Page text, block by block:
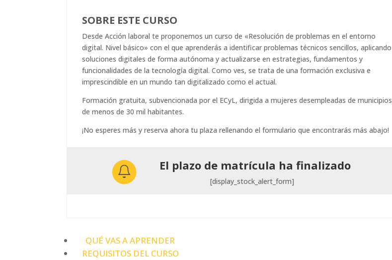
SOBRE ESTE CURSO
Desde Acción laboral te proponemos un curso de «Resolución de problemas en el entorno
digital. Nivel básico» con el que aprenderás a identificar problemas técnicos sencillos, aplicando
soluciones digitales de forma autónoma y actualizarse en estrategias, fundamentos y
funcionalidades de la tecnología digital. Como ves, se trata de una formación exclusiva e
imprescindible en un mundo tan digitalizado como el actual.
Formación gratuita, subvencionada por el ECyL, dirigida a mujeres desempleadas de municipios
de menos de 30 mil habitantes.
¡No esperes más y reserva ahora tu plaza rellenando el formulario que encontrarás más abajo!
El plazo de matrícula ha finalizado
[display_stock_alert_form]
QUÉ VAS A APRENDER
REQUISITOS DEL CURSO